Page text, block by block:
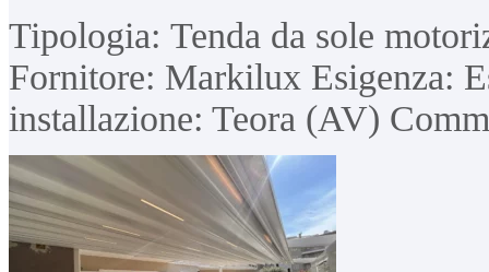
Tipologia: Tenda da sole
Fornitore: Markilux Esigenza:
installazione: Teora (AV)